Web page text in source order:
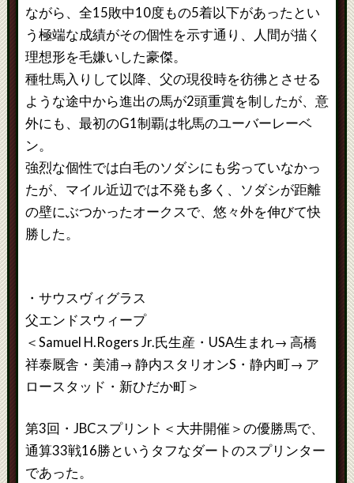
ながら、全15敗中10度もの5着以下があったとい
う極端な成績がその個性を示す通り、人間が描く
理想形を毛嫌いした豪傑。
種牡馬入りして以降、父の現役時を彷彿とさせる
ような途中から進出の馬が2頭重賞を制したが、意
外にも、最初のG1制覇は牝馬のユーバーレーベ
ン。
強烈な個性では白毛のソダシにも劣っていなかっ
たが、マイル近辺では不発も多く、ソダシが距離
の壁にぶつかったオークスで、悠々外を伸びて快
勝した。
・サウスヴィグラス
父エンドスウィープ
＜Samuel H.Rogers Jr.氏生産・USA生まれ→ 高橋
祥泰厩舎・美浦→ 静内スタリオンS・静内町→ ア
ロースタッド・新ひだか町＞
第3回・JBCスプリント＜大井開催＞の優勝馬で、
通算33戦16勝というタフなダートのスプリンター
であった。